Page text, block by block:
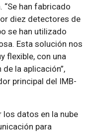
han fabricado
diez detectores de
se han utilizado
Esta solución nos
flexible, con una
la aplicación”,
principal del IMB-
datos en la nube
para